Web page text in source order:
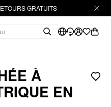
GRATUITS
À
EN